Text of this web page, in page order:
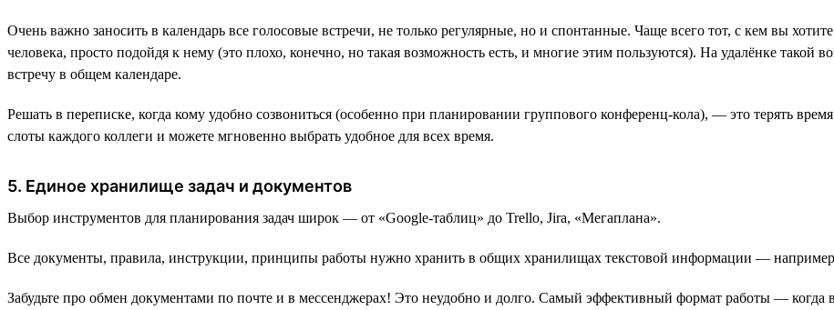
Очень важно заносить в календарь все голосовые встречи, не только регулярные, но и спонтанные. Чаще всего тот, с кем вы
человека, просто подойдя к нему (это плохо, конечно, но такая возможность есть, и многие этим пользуются). На удалёнке такой
встречу в общем календаре.
Решать в переписке, когда кому удобно созвониться (особенно при планировании группового конференц-кола), — это терять
слоты каждого коллеги и можете мгновенно выбрать удобное для всех время.
5. Единое хранилище задач и документов
Выбор инструментов для планирования задач широк — от «Google-таблиц» до Trello, Jira, «Мегаплана».
Все документы, правила, инструкции, принципы работы нужно хранить в общих хранилищах текстовой информации —
Забудьте про обмен документами по почте и в мессенджерах! Это неудобно и долго. Самый эффективный формат работы — когда